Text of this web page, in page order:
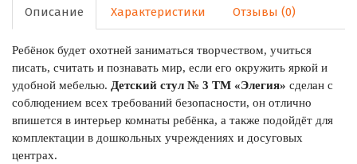
Описание Характеристики Отзывы (0)
Ребёнок будет охотней заниматься творчеством, учиться
писать, считать и познавать мир, если его окружить яркой и
удобной мебелью. Детский стул № 3 ТМ «Элегия» сделан с
соблюдением всех требований безопасности, он отлично
впишется в интерьер комнаты ребёнка, а также подойдёт для
комплектации в дошкольных учреждениях и досуговых
центрах.